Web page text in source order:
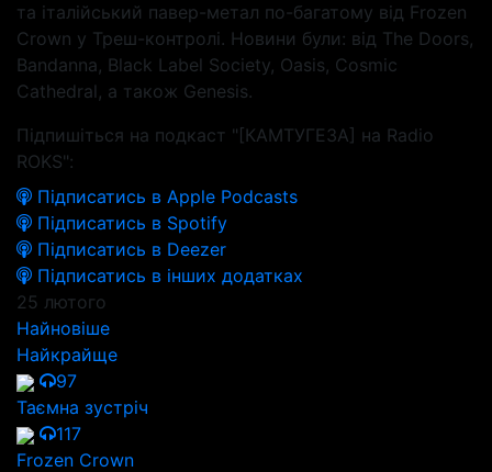
та італійський павер-метал по-багатому від Frozen
Crown у Треш-контролі. Новини були: від The Doors,
Bandanna, Black Label Society, Oasis, Cosmic
Cathedral, а також Genesis.
Підпишіться на подкаст "[КАМТУГЕЗА] на Radio
ROKS":
Підписатись в Apple Podcasts
Підписатись в Spotify
Підписатись в Deezer
Підписатись в інших додатках
25 лютого
Найновіше
Найкрайще
97
Таємна зустріч
117
Frozen Crown